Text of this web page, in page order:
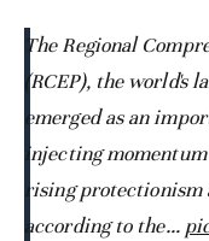
The Regional
(RCEP), the world's
emerged as an
injecting
rising protectionism
according to the…